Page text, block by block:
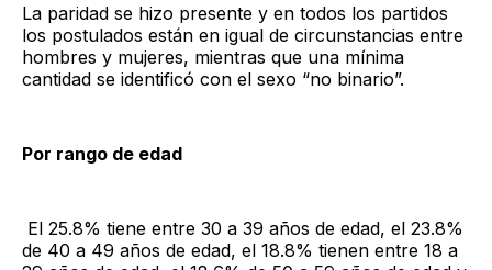
La paridad se hizo presente y en todos los partidos
los postulados están en igual de circunstancias entre
hombres y mujeres, mientras que una mínima
cantidad se identificó con el sexo “no binario”.
Por rango de edad
El 25.8% tiene entre 30 a 39 años de edad, el 23.8%
de 40 a 49 años de edad, el 18.8% tienen entre 18 a